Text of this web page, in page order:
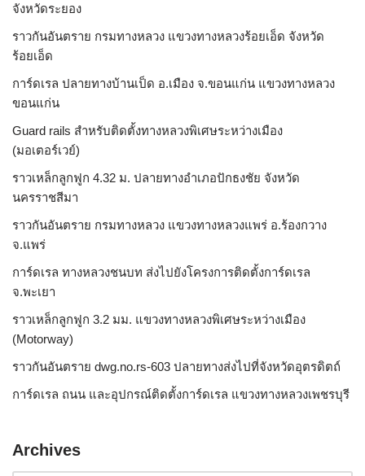
จังหวัดระยอง
ราวกันอันตราย กรมทางหลวง แขวงทางหลวงร้อยเอ็ด จังหวัด
ร้อยเอ็ด
การ์ดเรล ปลายทางบ้านเป็ด อ.เมือง จ.ขอนแก่น แขวงทางหลวง
ขอนแก่น
Guard rails สำหรับติดตั้งทางหลวงพิเศษระหว่างเมือง
(มอเตอร์เวย์)
ราวเหล็กลูกฟูก 4.32 ม. ปลายทางอำเภอปักธงชัย จังหวัด
นครราชสีมา
ราวกันอันตราย กรมทางหลวง แขวงทางหลวงแพร่ อ.ร้องกวาง
จ.แพร่
การ์ดเรล ทางหลวงชนบท ส่งไปยังโครงการติดตั้งการ์ดเรล
จ.พะเยา
ราวเหล็กลูกฟูก 3.2 มม. แขวงทางหลวงพิเศษระหว่างเมือง
(Motorway)
ราวกันอันตราย dwg.no.rs-603 ปลายทางส่งไปที่จังหวัดอุตรดิตถ์
การ์ดเรล ถนน และอุปกรณ์ติดตั้งการ์ดเรล แขวงทางหลวงเพชรบุรี
Archives